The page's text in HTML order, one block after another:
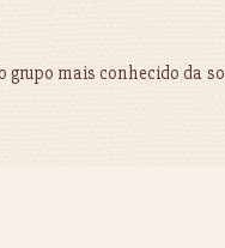
grupo mais conhecido da